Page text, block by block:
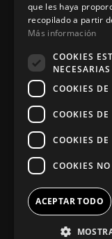
Síguenos
que les haya
recopilado a partir
Más información
COOKIES
NECESARIAS
COOKIES
COOKIES DE
COOKIES
COOKIES
ACEPTAR TODO